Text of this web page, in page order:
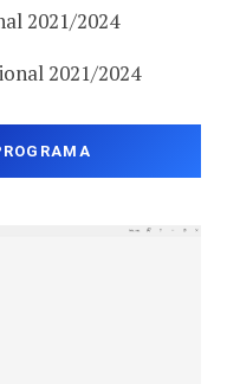
2021/2024
2021/2024